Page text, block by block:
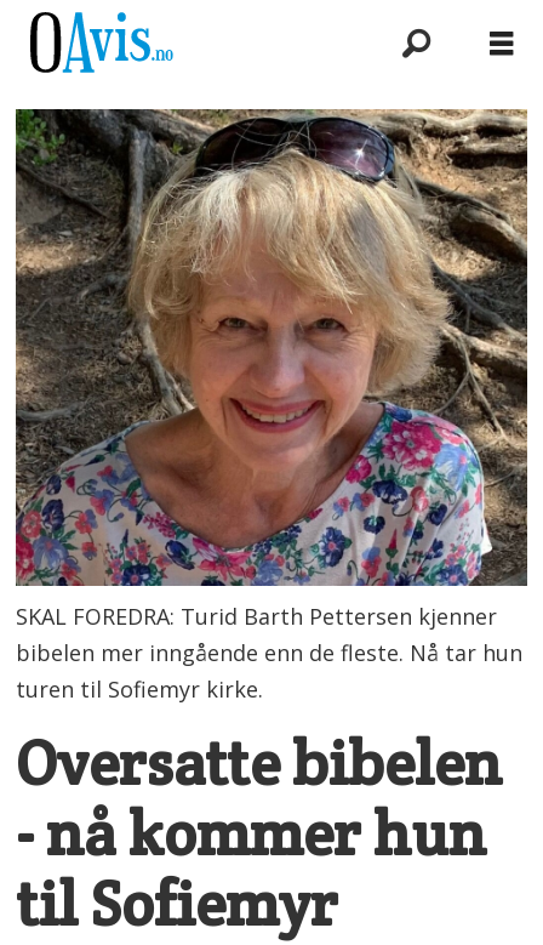
SKAL FOREDRA: Turid Barth Pettersen kjenner
bibelen mer inngående enn de fleste. Nå tar hun
turen til Sofiemyr kirke.
Oversatte bibelen
- nå kommer hun
til Sofiemyr